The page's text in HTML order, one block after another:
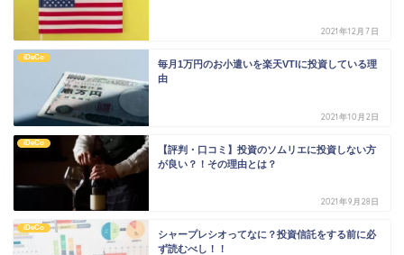
2021年12月7日
iDeCo
毎月1万円のお小遣いを楽天VTIに投資している理
由
2021年10月2日
iDeCo
【評判・口コミ】投資のソムリエに投資しない方
が良い？！その理由とは？
2021年9月28日
iDeCo
シャープレシオってなに？投資信託をする前に必
ず読むべし！！